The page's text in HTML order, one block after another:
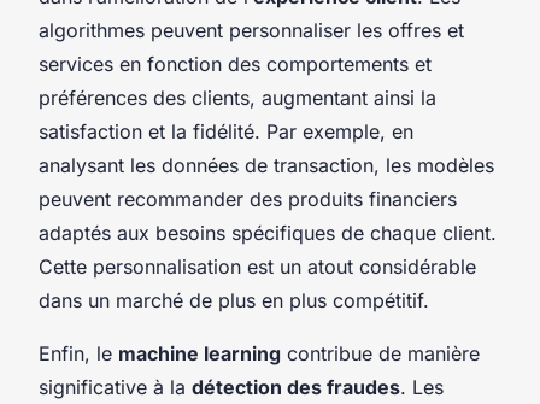
algorithmes peuvent personnaliser les offres et
services en fonction des comportements et
préférences des clients, augmentant ainsi la
satisfaction et la fidélité. Par exemple, en
analysant les données de transaction, les modèles
peuvent recommander des produits financiers
adaptés aux besoins spécifiques de chaque client.
Cette personnalisation est un atout considérable
dans un marché de plus en plus compétitif.
Enfin, le machine learning contribue de manière
significative à la détection des fraudes. Les